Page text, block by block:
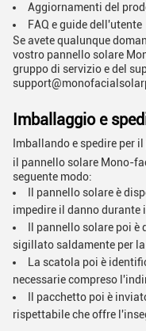
Aggiornamenti del
FAQ e guide dell'utente
Se avete qualunque
vostro pannello solare
gruppo di servizio e del
Imballaggio e
Imballando e spedire per
il pannello solare Mono-
seguente modo:
Il pannello solare è
impedire il danno durante
Il pannello solare poi
sigillato saldamente per la
La scatola poi è
necessarie compreso
Il pacchetto poi è
rispettabile che offre